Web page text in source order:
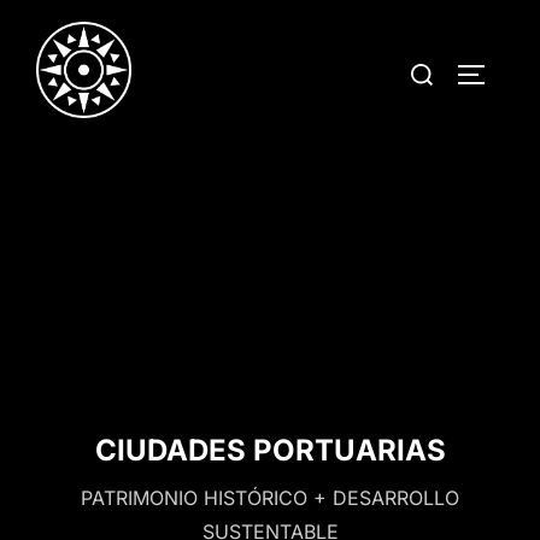
contenido
Buscar:
CIUDADES PORTUARIAS
PATRIMONIO HISTÓRICO + DESARROLLO
SUSTENTABLE